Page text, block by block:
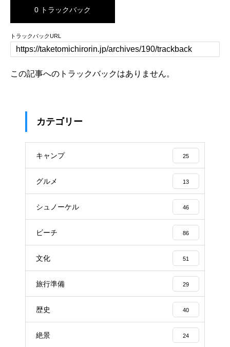
0 トラックバック
トラックバックURL
この記事へのトラックバックはありません。
カテゴリー
キャンプ 25
グルメ 13
シュノーケル 46
ビーチ 86
文化 51
旅行準備 29
歴史 40
絶景 24